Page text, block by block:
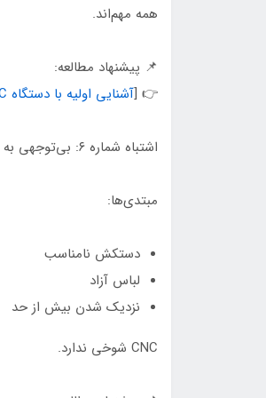
همه مهم‌اند.
📌 پیشنهاد مطالعه:
👉 [آشنایی اولیه با دستگاه CNC فلز و اجزای اصلی آن
اشتباه شماره ۶: بی‌توجهی به ایمنی
مبتدی‌ها:
دستکش نامناسب
لباس آزاد
نزدیک شدن بیش از حد
CNC شوخی ندارد.